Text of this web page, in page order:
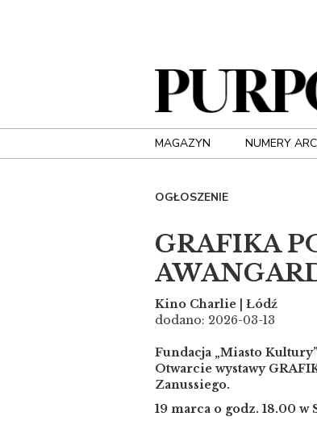
MAGAZYN NUMERY
OGŁOSZENIE
GRAFIKA
Kino Charlie | Łódź
dodano: 2026-03-13
Fundacja „Miasto
Otwarcie wystawy
Zanussiego.
19 marca o godz. 18.00